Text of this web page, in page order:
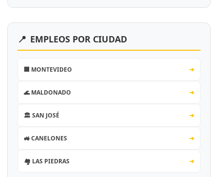
📍 EMPLEOS POR CIUDAD
🏢 MONTEVIDEO ➔
🌊 MALDONADO ➔
🏛️ SAN JOSÉ ➔
🚜 CANELONES ➔
🏘️ LAS PIEDRAS ➔